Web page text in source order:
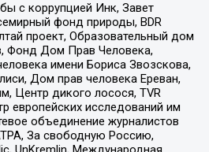
с коррупцией Инк, Завет
фонд природы, BDR
проект, Образовательный дом
Фонд Дом Прав Человека,
имени Бориса Звозскова,
Дом прав человека Ереван,
Центр дикого лосося, TVR
европейских исследований им
объединение журналистов
За свободную Россию,